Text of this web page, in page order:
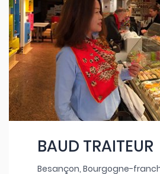
BAUD TRAITEUR
Besançon, Bourgogne-